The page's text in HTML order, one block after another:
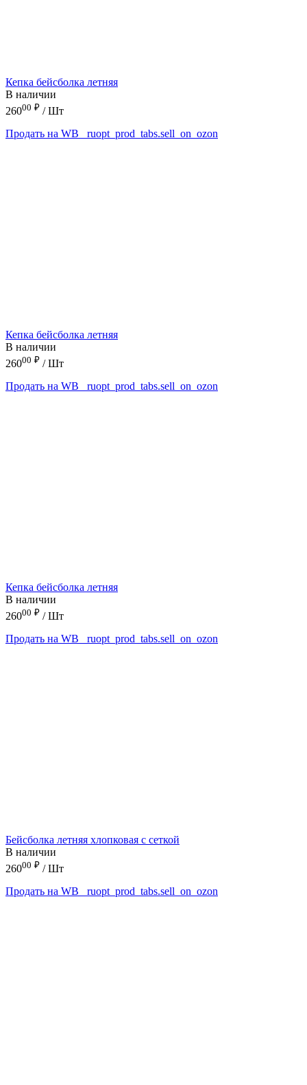
Кепка бейсболка летняя
В наличии
26000 ₽ / Шт
Продать на WB
_ruopt_prod_tabs.sell_on_ozon
Кепка бейсболка летняя
В наличии
26000 ₽ / Шт
Продать на WB
_ruopt_prod_tabs.sell_on_ozon
Кепка бейсболка летняя
В наличии
26000 ₽ / Шт
Продать на WB
_ruopt_prod_tabs.sell_on_ozon
Бейсболка летняя хлопковая с сеткой
В наличии
26000 ₽ / Шт
Продать на WB
_ruopt_prod_tabs.sell_on_ozon